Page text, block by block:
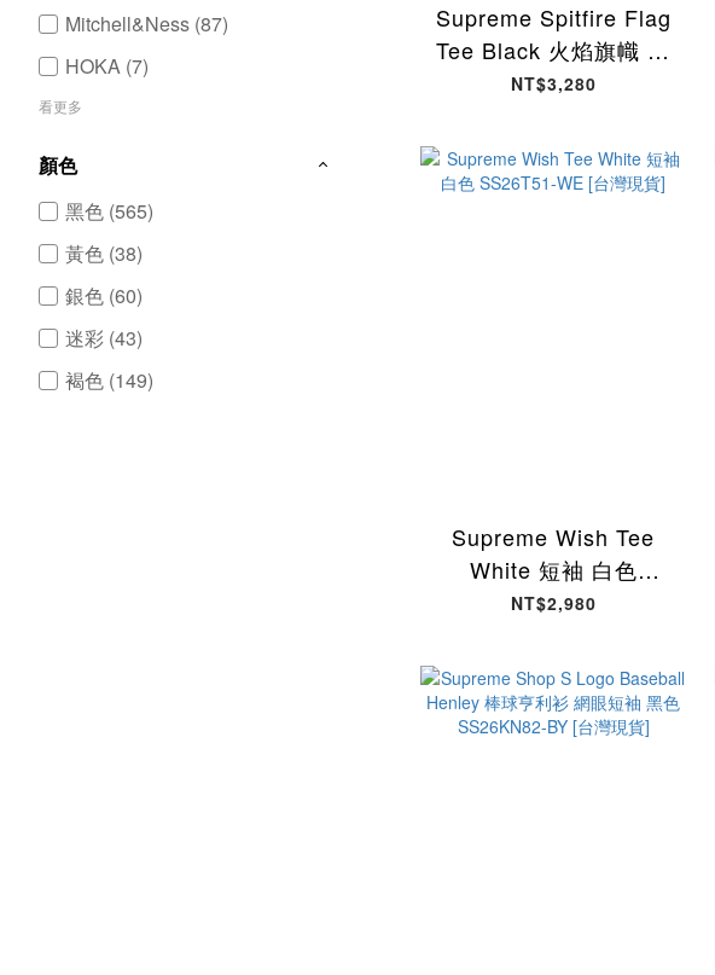
Mitchell&Ness (87)
HOKA (7)
看更多
顏色
黑色 (565)
黃色 (38)
銀色 (60)
迷彩 (43)
褐色 (149)
Supreme Spitfire Flag
Tee Black 火焰旗幟 短
袖 黑色 SS26T63-BK
NT$3,280
Supreme Wish Tee
White 短袖 白色
SS26T51-WE [台灣現
NT$2,980